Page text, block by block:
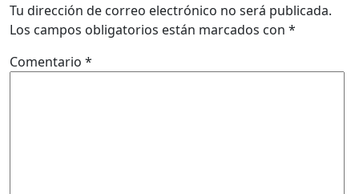
Tu dirección de correo electrónico no será publicada.
Los campos obligatorios están marcados con *
Comentario *